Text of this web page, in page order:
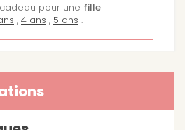
pour une fille
, 4 ans , 5 ans .